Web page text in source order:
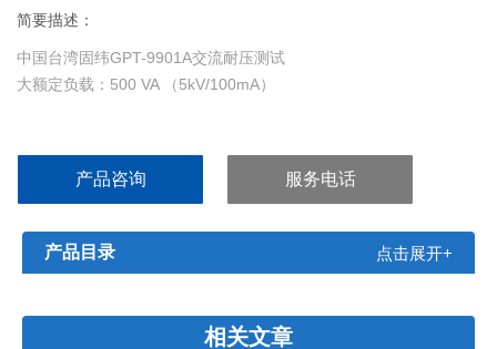
简要描述：
中国台湾固纬GPT-9901A交流耐压测试
大额定负载：500 VA （5kV/100mA）
产品咨询 服务电话
产品目录 点击展开+
相关文章